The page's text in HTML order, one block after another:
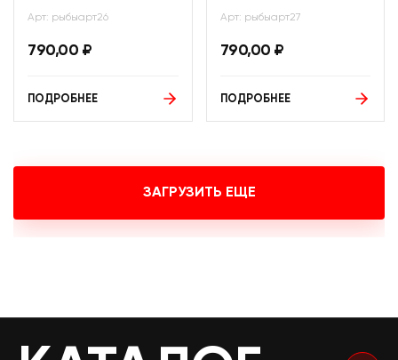
Арт: рыбыарт26
790,00 ₽
ПОДРОБНЕЕ
Арт: рыбыарт27
790,00 ₽
ПОДРОБНЕЕ
ЗАГРУЗИТЬ ЕЩЕ